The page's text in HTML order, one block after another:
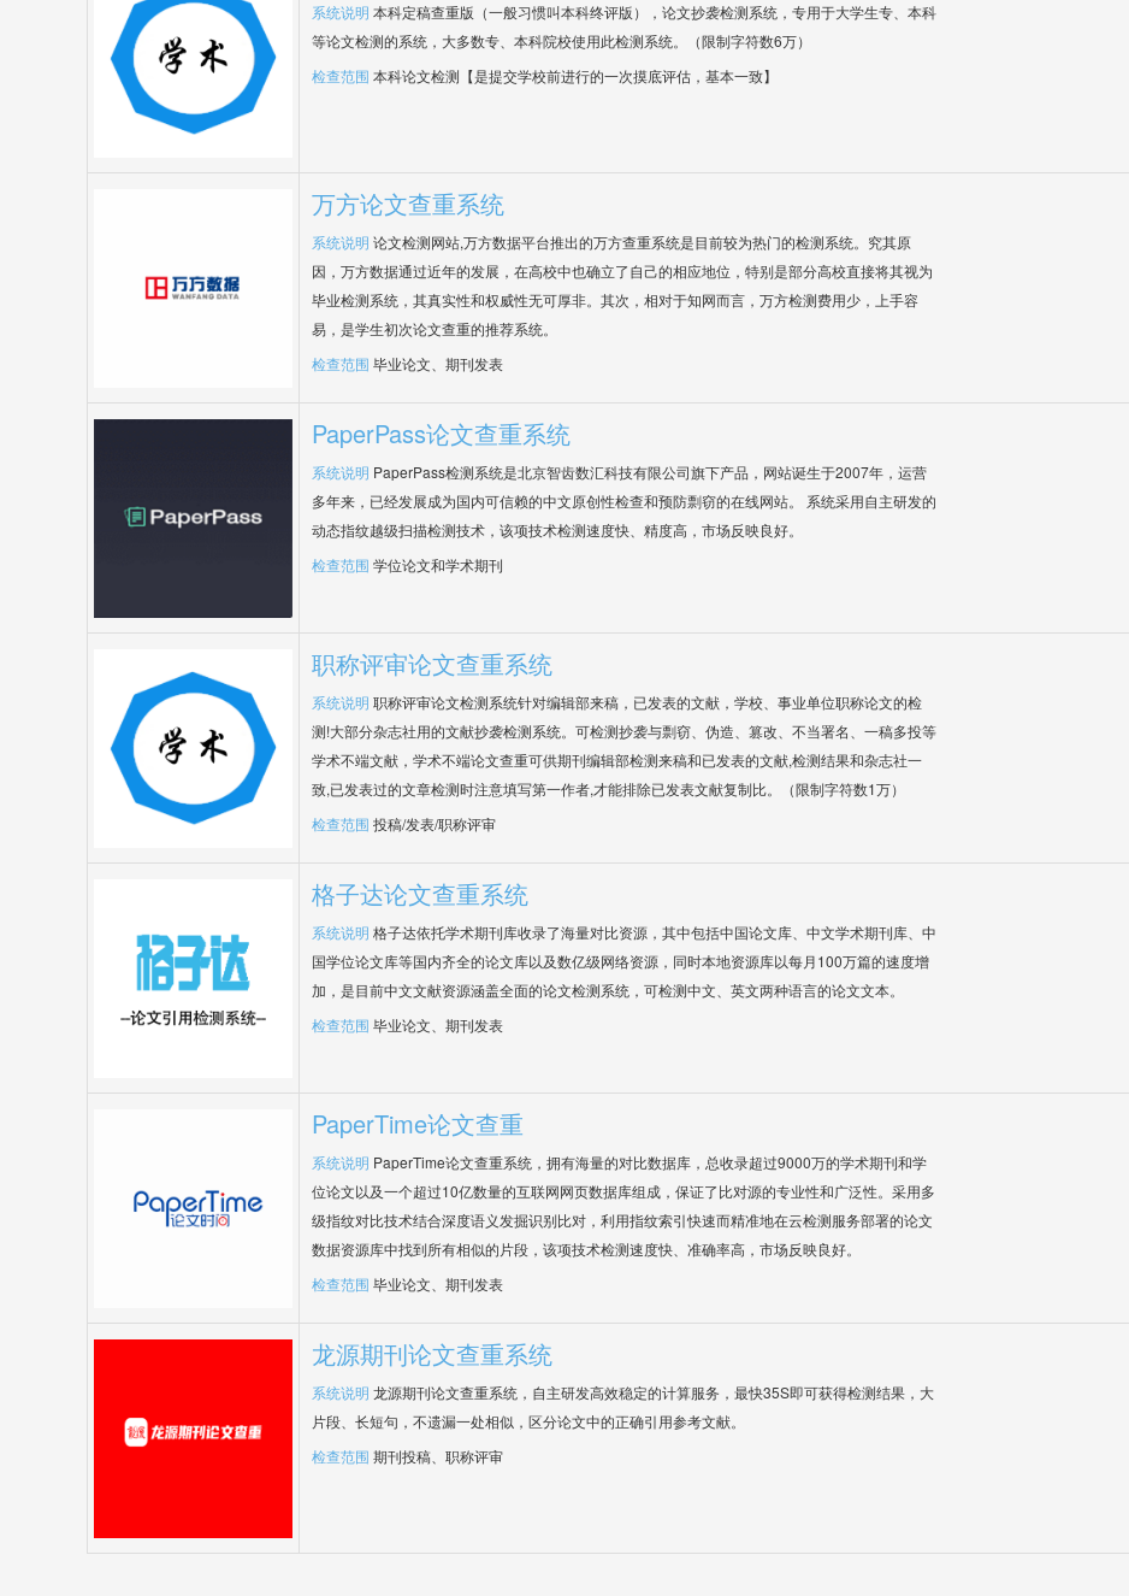
系统说明 本科定稿查重版（一般习惯叫本科终评版），论文抄袭检测系统，专用于大学生专、本科
等论文检测的系统，大多数专、本科院校使用此检测系统。（限制字符数6万）
检查范围 本科论文检测【是提交学校前进行的一次摸底评估，基本一致】
万方论文查重系统
系统说明 论文检测网站,万方数据平台推出的万方查重系统是目前较为热门的检测系统。究其原
因，万方数据通过近年的发展，在高校中也确立了自己的相应地位，特别是部分高校直接将其视为
毕业检测系统，其真实性和权威性无可厚非。其次，相对于知网而言，万方检测费用少，上手容
易，是学生初次论文查重的推荐系统。
检查范围 毕业论文、期刊发表
PaperPass论文查重系统
系统说明 PaperPass检测系统是北京智齿数汇科技有限公司旗下产品，网站诞生于2007年，运营
多年来，已经发展成为国内可信赖的中文原创性检查和预防剽窃的在线网站。 系统采用自主研发的
动态指纹越级扫描检测技术，该项技术检测速度快、精度高，市场反映良好。
检查范围 学位论文和学术期刊
职称评审论文查重系统
系统说明 职称评审论文检测系统针对编辑部来稿，已发表的文献，学校、事业单位职称论文的检
测!大部分杂志社用的文献抄袭检测系统。可检测抄袭与剽窃、伪造、篡改、不当署名、一稿多投等
学术不端文献，学术不端论文查重可供期刊编辑部检测来稿和已发表的文献,检测结果和杂志社一
致,已发表过的文章检测时注意填写第一作者,才能排除已发表文献复制比。（限制字符数1万）
检查范围 投稿/发表/职称评审
格子达论文查重系统
系统说明 格子达依托学术期刊库收录了海量对比资源，其中包括中国论文库、中文学术期刊库、中
国学位论文库等国内齐全的论文库以及数亿级网络资源，同时本地资源库以每月100万篇的速度增
加，是目前中文文献资源涵盖全面的论文检测系统，可检测中文、英文两种语言的论文文本。
检查范围 毕业论文、期刊发表
PaperTime论文查重
系统说明 PaperTime论文查重系统，拥有海量的对比数据库，总收录超过9000万的学术期刊和学
位论文以及一个超过10亿数量的互联网网页数据库组成，保证了比对源的专业性和广泛性。采用多
级指纹对比技术结合深度语义发掘识别比对，利用指纹索引快速而精准地在云检测服务部署的论文
数据资源库中找到所有相似的片段，该项技术检测速度快、准确率高，市场反映良好。
检查范围 毕业论文、期刊发表
龙源期刊论文查重系统
系统说明 龙源期刊论文查重系统，自主研发高效稳定的计算服务，最快35S即可获得检测结果，大
片段、长短句，不遗漏一处相似，区分论文中的正确引用参考文献。
检查范围 期刊投稿、职称评审